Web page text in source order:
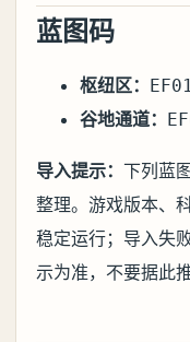
蓝图码
枢纽区：
谷地通道：
导入提示： 下列蓝
整理。游戏版本、
稳定运行；导入失
示为准，不要据此